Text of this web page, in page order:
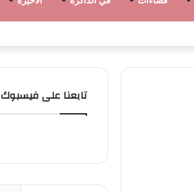
تابعنا على فيسبوك